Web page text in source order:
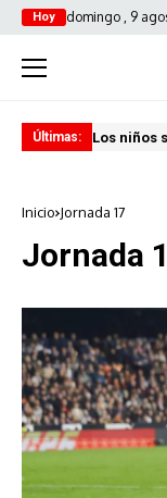
Hoy domingo , 9
Últimas: Los niños
Inicio Jornada 17
Jornada